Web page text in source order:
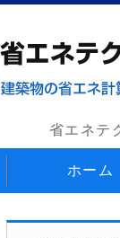
省エネテ
ホーム